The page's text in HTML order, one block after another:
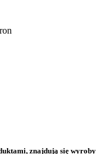
znajdują się wyroby